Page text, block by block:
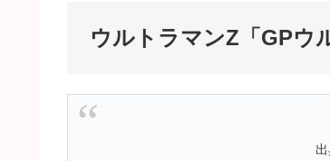
ウルトラマンZ「GPウ